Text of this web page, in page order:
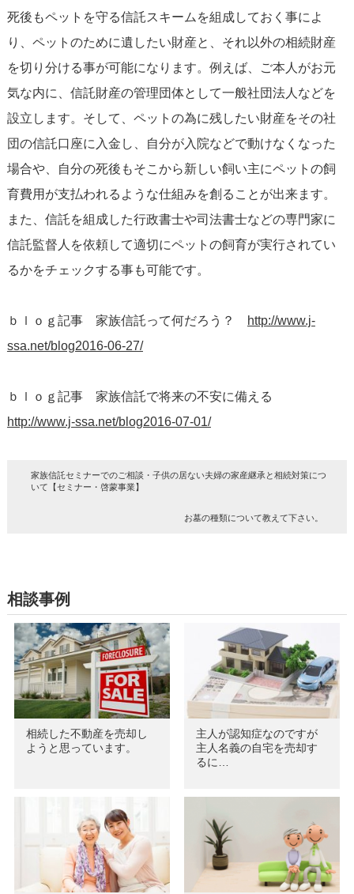
死後もペットを守る信託スキームを組成しておく事によ
り、ペットのために遺したい財産と、それ以外の相続財産
を切り分ける事が可能になります。例えば、ご本人がお元
気な内に、信託財産の管理団体として一般社団法人などを
設立します。そして、ペットの為に残したい財産をその社
団の信託口座に入金し、自分が入院などで動けなくなった
場合や、自分の死後もそこから新しい飼い主にペットの飼
育費用が支払われるような仕組みを創ることが出来ます。
また、信託を組成した行政書士や司法書士などの専門家に
信託監督人を依頼して適切にペットの飼育が実行されてい
るかをチェックする事も可能です。
ｂｌｏｇ記事 家族信託って何だろう？
http://www.j-
ssa.net/blog2016-06-27/
ｂｌｏｇ記事 家族信託で将来の不安に備える
http://www.j-ssa.net/blog2016-07-01/
家族信託セミナーでのご相談・子供の居ない夫婦の家産継承と相続対策につ
いて【セミナー・啓蒙事業】
お墓の種類について教えて下さい。
相談事例
相続した不動産を売却し
ようと思っています。
主人が認知症なのですが
主人名義の自宅を売却す
るに…